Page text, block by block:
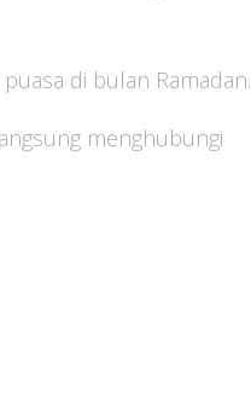
di bulan Ramadan.
menghubungi